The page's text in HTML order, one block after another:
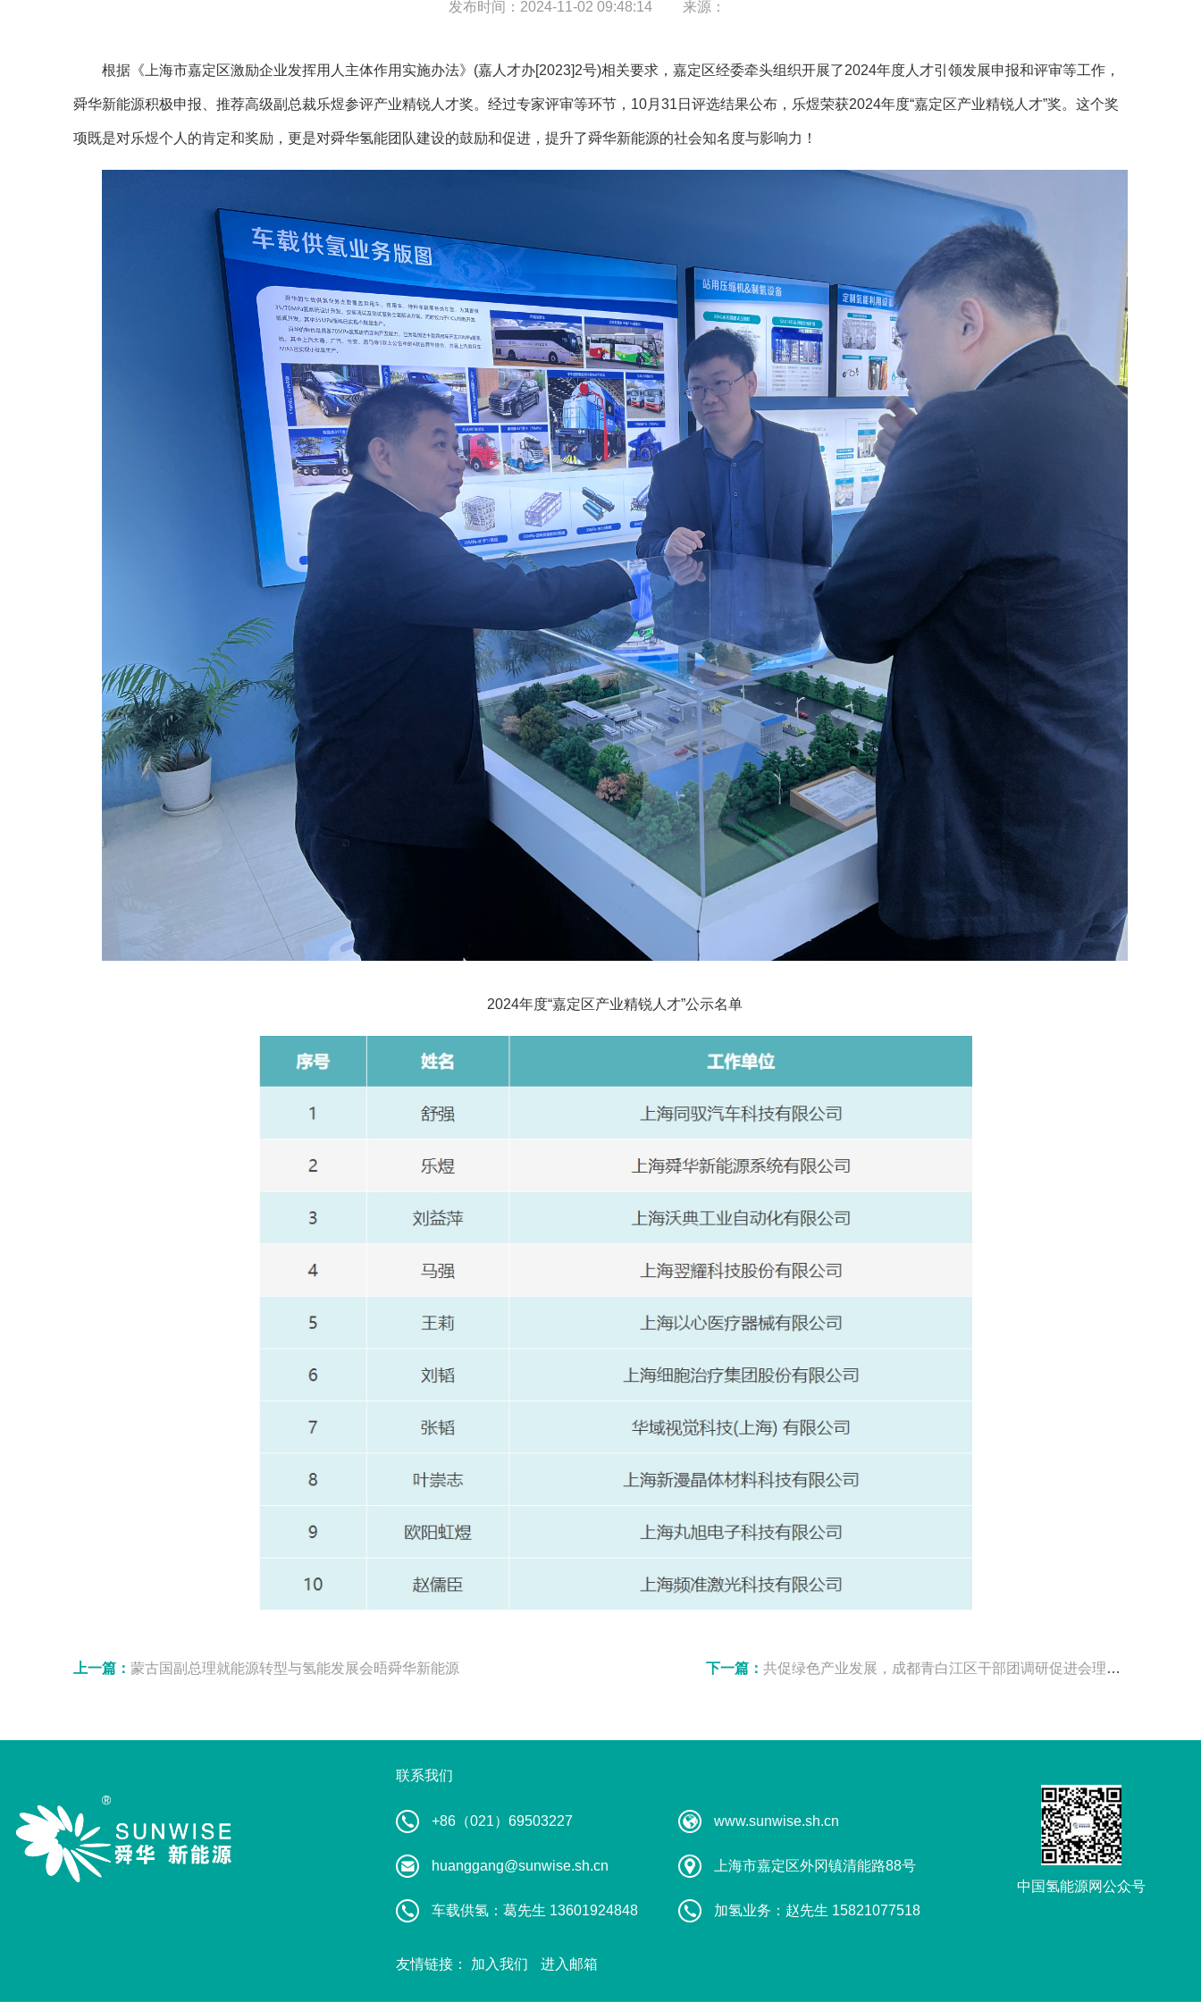
发布时间： 2024-11-02 09:48:14 来源：
根据《上海市嘉定区激励企业发挥用人主体作用实施办法》(嘉人才办[2023]2号)相关要求，嘉定区经委牵头组织开展了2024年度人才引领发展申报和评审等工作，
舜华新能源积极申报、推荐高级副总裁乐煜参评产业精锐人才奖。经过专家评审等环节，10月31日评选结果公布，乐煜荣获2024年度“嘉定区产业精锐人才”奖。这个奖
项既是对乐煜个人的肯定和奖励，更是对舜华氢能团队建设的鼓励和促进，提升了舜华新能源的社会知名度与影响力！
2024年度“嘉定区产业精锐人才”公示名单
上一篇： 蒙古国副总理就能源转型与氢能发展会晤舜华新能源 下一篇： 共促绿色产业发展，成都青白江区干部团调研促进会理事单位舜华新能源
联系我们
+86（021）69503227 www.sunwise.sh.cn
huanggang@sunwise.sh.cn 上海市嘉定区外冈镇清能路88号
车载供氢：葛先生 13601924848 加氢业务：赵先生 15821077518
友情链接： 加入我们 进入邮箱
中国氢能源网公众号